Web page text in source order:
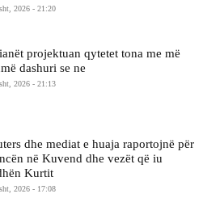
2026 - 21:20
projektuan qytetet tona me më
dashuri se ne
2026 - 21:13
dhe mediat e huaja raportojnë për
në Kuvend dhe vezët që iu
Kurtit
2026 - 17:08